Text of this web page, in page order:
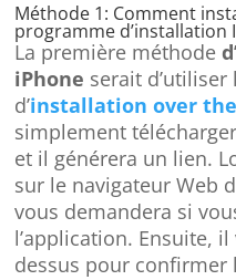
Méthode 1: Comment
programme d’installation
La première méthode
iPhone serait
d’installation over
simplement
et il générera un lien.
sur le navigateur Web
vous demandera si
l’application. Ensuite,
dessus pour confirmer